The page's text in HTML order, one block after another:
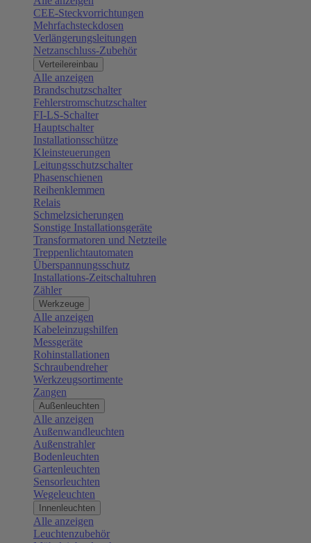
CEE-Steckvorrichtungen
Mehrfachsteckdosen
Verlängerungsleitungen
Netzanschluss-Zubehör
Verteilereinbau
Alle anzeigen
Brandschutzschalter
Fehlerstromschutzschalter
FI-LS-Schalter
Hauptschalter
Installationsschütze
Kleinsteuerungen
Leitungsschutzschalter
Phasenschienen
Reihenklemmen
Relais
Schmelzsicherungen
Sonstige Installationsgeräte
Transformatoren und Netzteile
Treppenlichtautomaten
Überspannungsschutz
Installations-Zeitschaltuhren
Zähler
Werkzeuge
Alle anzeigen
Kabeleinzugshilfen
Messgeräte
Rohinstallationen
Schraubendreher
Werkzeugsortimente
Zangen
Außenleuchten
Alle anzeigen
Außenwandleuchten
Außenstrahler
Bodenleuchten
Gartenleuchten
Sensorleuchten
Wegeleuchten
Innenleuchten
Alle anzeigen
Leuchtenzubehör